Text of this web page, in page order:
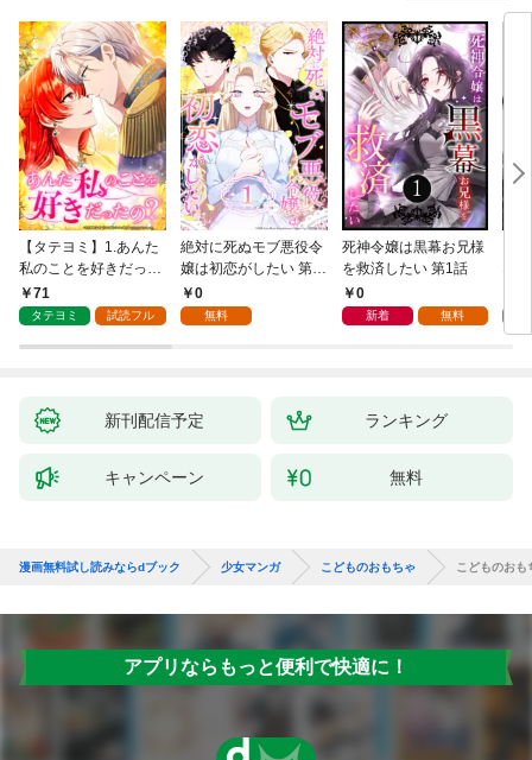
【タテヨミ】1.あんた
私のことを好きだった
の？
71
タテヨミ 試読フル
絶対に死ぬモブ悪役令
嬢は初恋がしたい 第1
話0
無料
死神令嬢は黒幕お兄様
を救済したい 第1話
0
新着 無料
な
新刊配信予定 ランキング
キャンペーン 無料
漫画無料試し読みならdブック 少女マンガ こどものおもちゃ こどものおも
アプリならもっと便利で快適に！